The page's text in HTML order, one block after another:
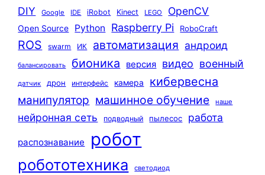
DIY Google IDE iRobot Kinect LEGO OpenCV
Open Source Python Raspberry Pi RoboCraft
ROS swarm ИК автоматизация андроид
балансировать бионика версия видео военный
датчик дрон интерфейс камера кибервесна
манипулятор машинное обучение наше
нейронная сеть подводный пылесос работа
распознавание робот
робототехника светодиод